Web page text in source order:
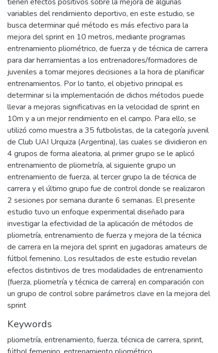
variables del rendimiento deportivo, en este estudio, se
busca determinar qué método es más efectivo para la
mejora del sprint en 10 metros, mediante programas
entrenamiento pliométrico, de fuerza y de técnica de carrera
para dar herramientas a los entrenadores/formadores de
juveniles a tomar mejores decisiones a la hora de planificar
entrenamientos. Por lo tanto, el objetivo principal es
determinar si la implementación de dichos métodos puede
llevar a mejoras significativas en la velocidad de sprint en
10m y a un mejor rendimiento en el campo. Para ello, se
utilizó como muestra a 35 futbolistas, de la categoría juvenil
de Club UAI Urquiza (Argentina), las cuales se dividieron en
4 grupos de forma aleatoria, al primer grupo se le aplicó
entrenamiento de pliometría, al siguiente grupo un
entrenamiento de fuerza, al tercer grupo la de técnica de
carrera y el último grupo fue de control donde se realizaron
2 sesiones por semana durante 6 semanas. El presente
estudio tuvo un enfoque experimental diseñado para
investigar la efectividad de la aplicación de métodos de
pliometría, entrenamiento de fuerza y mejora de la técnica
de carrera en la mejora del sprint en jugadoras amateurs de
fútbol femenino. Los resultados de este estudio revelan
efectos distintivos de tres modalidades de entrenamiento
(fuerza, pliometría y técnica de carrera) en comparación con
un grupo de control sobre parámetros clave en la mejora del
sprint
Keywords
pliometría, entrenamiento, fuerza, técnica de carrera, sprint,